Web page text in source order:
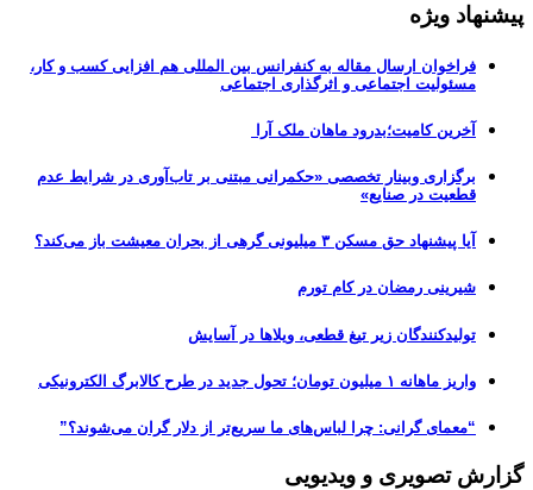
پیشنهاد ویژه
فراخوان ارسال مقاله به کنفرانس بین المللی هم افزایی کسب و کار،
مسئولیت اجتماعی و اثرگذاری اجتماعی
آخرین کامیت؛بدرود ماهان ملک آرا
برگزاری وبینار تخصصی «حکمرانی مبتنی بر تاب‌آوری در شرایط عدم
قطعیت در صنایع»
آیا پیشنهاد حق مسکن ۳ میلیونی گرهی از بحران معیشت باز می‌کند؟
شیرینی رمضان در کام تورم
تولیدکنندگان زیر تیغ قطعی، ویلاها در آسایش
واریز ماهانه ۱ میلیون تومان؛ تحول جدید در طرح کالابرگ الکترونیکی
“معمای گرانی: چرا لباس‌های ما سریع‌تر از دلار گران می‌شوند؟”
گزارش تصویری و ویدیویی